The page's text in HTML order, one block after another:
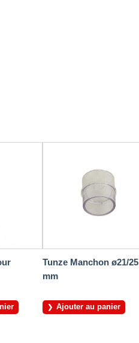
Tunze Manchon ø21/25
mm
Ajouter au panier